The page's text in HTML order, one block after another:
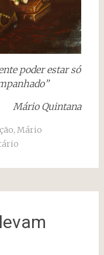
poder estar só
Mário Quintana
, Mário